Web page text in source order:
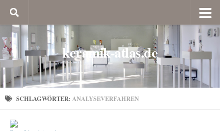
keramik-atlas.de
SCHLAGWÖRTER: ANALYSEVERFAHREN